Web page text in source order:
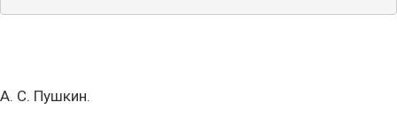
А. С. Пушкин.